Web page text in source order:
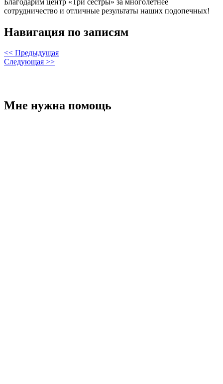
сотрудничество и отличные результаты наших подопечных!
Навигация по записям
<< Предыдущая
Следующая >>
Мне нужна помощь